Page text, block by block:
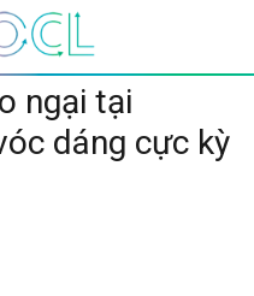
ngại tại
dáng cực kỳ